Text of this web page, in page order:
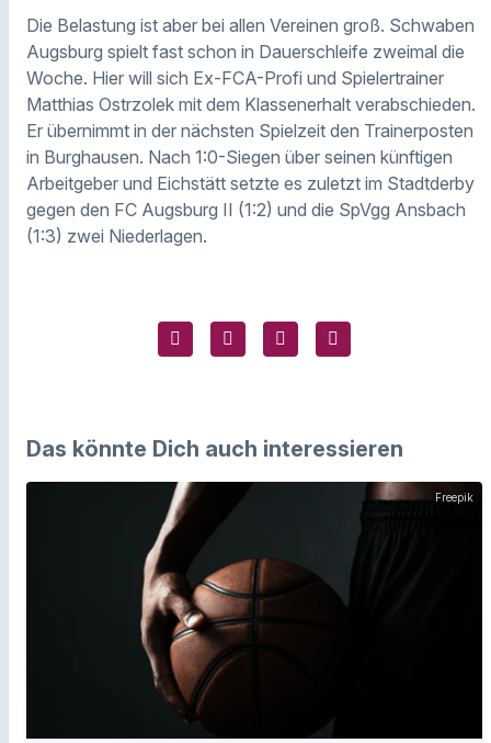
Die Belastung ist aber bei allen Vereinen groß. Schwaben
Augsburg spielt fast schon in Dauerschleife zweimal die
Woche. Hier will sich Ex-FCA-Profi und Spielertrainer
Matthias Ostrzolek mit dem Klassenerhalt verabschieden.
Er übernimmt in der nächsten Spielzeit den Trainerposten
in Burghausen. Nach 1:0-Siegen über seinen künftigen
Arbeitgeber und Eichstätt setzte es zuletzt im Stadtderby
gegen den FC Augsburg II (1:2) und die SpVgg Ansbach
(1:3) zwei Niederlagen.
Das könnte Dich auch interessieren
Freepik